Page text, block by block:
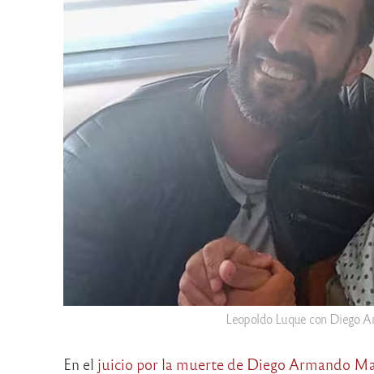
Leopoldo Luque con Diego
En el juicio por la muerte de Diego Armando